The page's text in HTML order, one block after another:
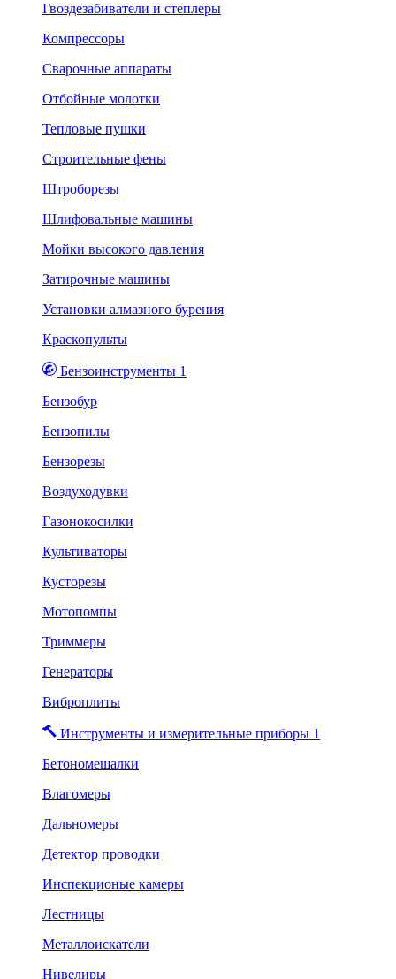
Гвоздезабиватели и степлеры
Компрессоры
Сварочные аппараты
Отбойные молотки
Тепловые пушки
Строительные фены
Штроборезы
Шлифовальные машины
Мойки высокого давления
Затирочные машины
Установки алмазного бурения
Краскопульты
Бензоинструменты 1
Бензобур
Бензопилы
Бензорезы
Воздуходувки
Газонокосилки
Культиваторы
Кусторезы
Мотопомпы
Триммеры
Генераторы
Виброплиты
Инструменты и измерительные приборы 1
Бетономешалки
Влагомеры
Дальномеры
Детектор проводки
Инспекционые камеры
Лестницы
Металлоискатели
Нивелиры